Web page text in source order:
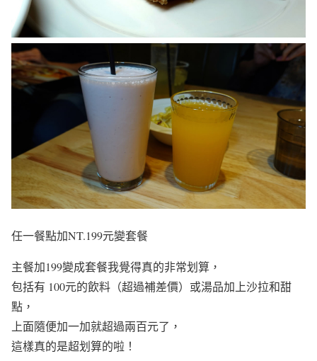
任一餐點加NT.199元變套餐
主餐加199變成套餐我覺得真的非常划算，
包括有 100元的飲料（超過補差價）或湯品加上沙拉和甜
點，
上面隨便加一加就超過兩百元了，
這樣真的是超划算的啦！